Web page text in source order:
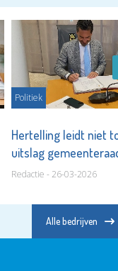
Politiek
Hertelling leidt niet
uitslag
Redactie - 26-03-2026
Alle bedrijven